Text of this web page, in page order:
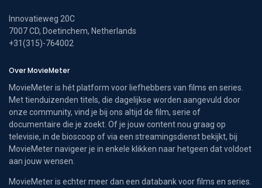
Innovatieweg 20C
7007 CD, Doetinchem, Netherlands
+31(315)-764002
Over MovieMeter
MovieMeter is hét platform voor liefhebbers van films en series.
Met tienduizenden titels, die dagelijkse worden aangevuld door
onze community, vind je bij ons altijd de film, serie of
documentaire die je zoekt. Of je jouw content nou graag op
televisie, in de bioscoop of via een streamingsdienst bekijkt, bij
MovieMeter navigeer je in enkele klikken naar hetgeen dat voldoet
aan jouw wensen.
MovieMeter is echter meer dan een databank voor films en series.